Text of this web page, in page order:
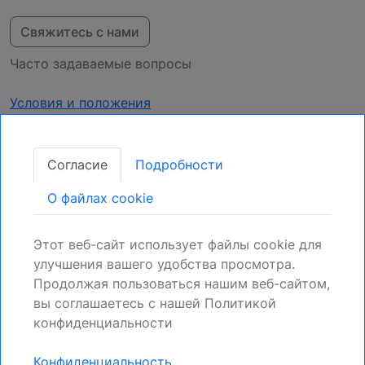
Свяжитесь с нами
Часто задаваемые вопросы
Условия и положения
Получать обновления
Закрепите свою позицию:
возможностей.
Регистрация
Согласие Подробности
O файлах cookie
Этот веб-сайт использует файлы cookie для
улучшения вашего удобства просмотра.
Продолжая пользоваться нашим веб-сайтом,
вы соглашаетесь с нашей Политикой
конфиденциальности
Конфиденциальность